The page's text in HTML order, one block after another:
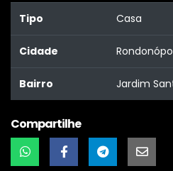
Tipo Casa
Cidade
Bairro Jardim
Compartilhe